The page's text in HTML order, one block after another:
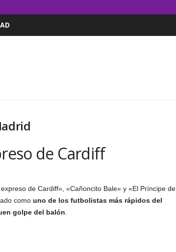
de Cardiff
de Cardiff», «Cañoncito Bale» y «El Príncipe de
como uno de los futbolistas más rápidos del
golpe del balón